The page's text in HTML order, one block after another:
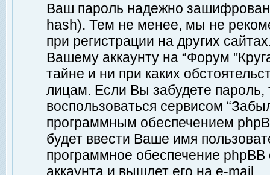
Ваш пароль надежно
hash). Тем не менее, мы не
при регистрации на других
Вашему аккаунту на “Форум
тайне и ни при каких
лицам. Если Вы забудете пароль,
воспользоваться сервисом
программным обеспечением
будет ввести Ваше имя
программное обеспечение
аккаунта и вышлет его на e-mail.